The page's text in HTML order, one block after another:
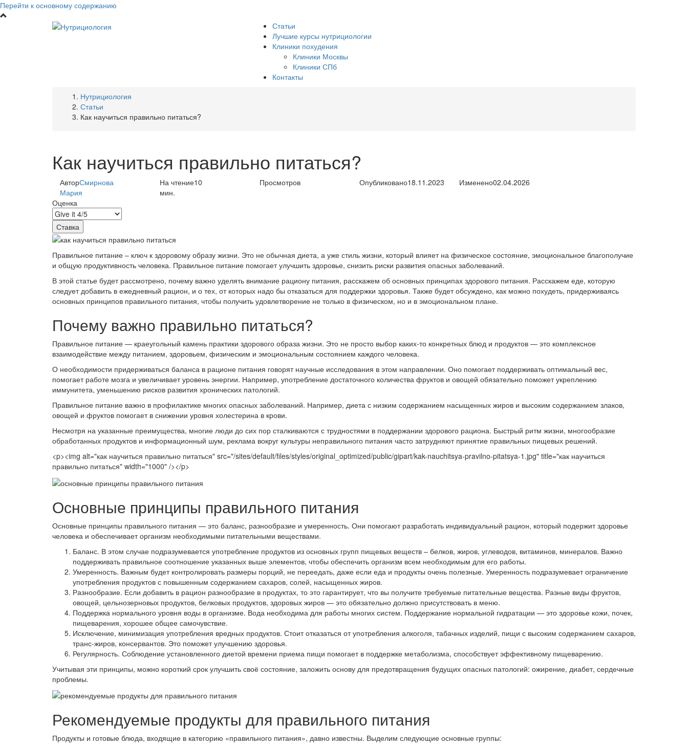
Перейти к основному содержанию
Статьи
Лучшие курсы нутрициологии
Клиники похудения
Клиники Москвы
Клиники СПб
Контакты
Нутрициология
Статьи
Как научиться правильно питаться?
Как научиться правильно питаться?
АвторСмирнова
Мария
На чтение10
мин.
Просмотров Опубликовано18.11.2023 Изменено02.04.2026
Оценка
Правильное питание – ключ к здоровому образу жизни. Это не обычная диета, а уже стиль жизни, который влияет на физическое состояние, эмоциональное благополучие
и общую продуктивность человека. Правильное питание помогает улучшить здоровье, снизить риски развития опасных заболеваний.
В этой статье будет рассмотрено, почему важно уделять внимание рациону питания, расскажем об основных принципах здорового питания. Расскажем еде, которую
следует добавить в ежедневный рацион, и о тех, от которых надо бы отказаться для поддержки здоровья. Также будет обсуждено, как можно похудеть, придерживаясь
основных принципов правильного питания, чтобы получить удовлетворение не только в физическом, но и в эмоциональном плане.
Почему важно правильно питаться?
Правильное питание — краеугольный камень практики здорового образа жизни. Это не просто выбор каких-то конкретных блюд и продуктов — это комплексное
взаимодействие между питанием, здоровьем, физическим и эмоциональным состоянием каждого человека.
О необходимости придерживаться баланса в рационе питания говорят научные исследования в этом направлении. Оно помогает поддерживать оптимальный вес,
помогает работе мозга и увеличивает уровень энергии. Например, употребление достаточного количества фруктов и овощей обязательно поможет укреплению
иммунитета, уменьшению рисков развития хронических патологий.
Правильное питание важно в профилактике многих опасных заболеваний. Например, диета с низким содержанием насыщенных жиров и высоким содержанием злаков,
овощей и фруктов помогает в снижении уровня холестерина в крови.
Несмотря на указанные преимущества, многие люди до сих пор сталкиваются с трудностями в поддержании здорового рациона. Быстрый ритм жизни, многообразие
обработанных продуктов и информационный шум, реклама вокруг культуры неправильного питания часто затрудняют принятие правильных пищевых решений.
<p><img alt="как научиться правильно питаться" src="/sites/default/files/styles/original_optimized/public/gipart/kak-nauchitsya-pravilno-pitatsya-1.jpg" title="как научиться
правильно питаться" width="1000" /></p>
Основные принципы правильного питания
Основные принципы правильного питания — это баланс, разнообразие и умеренность. Они помогают разработать индивидуальный рацион, который подержит здоровье
человека и обеспечивает организм необходимыми питательными веществами.
Баланс. В этом случае подразумевается употребление продуктов из основных групп пищевых веществ – белков, жиров, углеводов, витаминов, минералов. Важно
поддерживать правильное соотношение указанных выше элементов, чтобы обеспечить организм всем необходимым для его работы.
Умеренность. Важным будет контролировать размеры порций, не переедать, даже если еда и продукты очень полезные. Умеренность подразумевает ограничение
употребления продуктов с повышенным содержанием сахаров, солей, насыщенных жиров.
Разнообразие. Если добавить в рацион разнообразие в продуктах, то это гарантирует, что вы получите требуемые питательные вещества. Разные виды фруктов,
овощей, цельнозерновых продуктов, белковых продуктов, здоровых жиров — это обязательно должно присутствовать в меню.
Поддержка нормального уровня воды в организме. Вода необходима для работы многих систем. Поддержание нормальной гидратации — это здоровье кожи, почек,
пищеварения, хорошее общее самочувствие.
Исключение, минимизация употребления вредных продуктов. Стоит отказаться от употребления алкоголя, табачных изделий, пищи с высоким содержанием сахаров,
транс-жиров, консервантов. Это поможет улучшению здоровья.
Регулярность. Соблюдение установленного диетой времени приема пищи помогает в поддержке метаболизма, способствует эффективному пищеварению.
Учитывая эти принципы, можно короткий срок улучшить своё состояние, заложить основу для предотвращения будущих опасных патологий: ожирение, диабет, сердечные
проблемы.
Рекомендуемые продукты для правильного питания
Продукты и готовые блюда, входящие в категорию «правильного питания», давно известны. Выделим следующие основные группы: